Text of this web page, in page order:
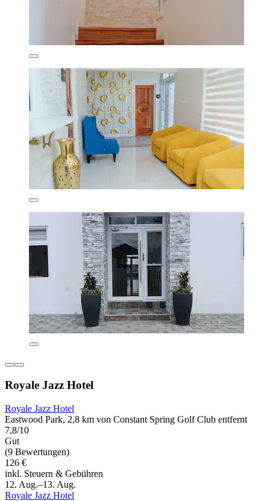
Royale Jazz Hotel
Royale Jazz Hotel
Eastwood Park, 2,8 km von Constant Spring Golf Club entfernt
7,8/10
Gut
(9 Bewertungen)
126 €
inkl. Steuern & Gebühren
12. Aug.–13. Aug.
Royale Jazz Hotel